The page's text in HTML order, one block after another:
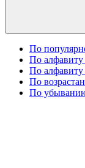
По
По
По
По
По